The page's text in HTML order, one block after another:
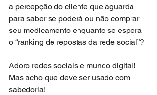
a percepção do cliente que aguarda
para saber se poderá ou não comprar
seu medicamento enquanto se espera
o “ranking de repostas da rede social”?
Adoro redes sociais e mundo digital!
Mas acho que deve ser usado com
sabedoria!